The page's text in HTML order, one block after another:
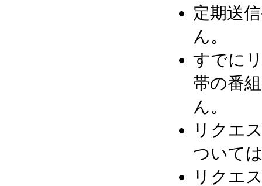
定期送
ん。
すでに
帯の番
ん。
リクエ
ついて
リクエ